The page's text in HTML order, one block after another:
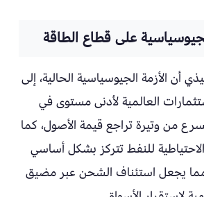
على قطاع الطاقة
أن الأزمة الجيوسياسية الحالية، إلى
العالمية لأدنى مستوى في
من وتيرة تراجع قيمة الأصول، كما
الاحتياطية للنفط تتركز بشكل أساسي
يجعل استئناف الشحن عبر مضيق